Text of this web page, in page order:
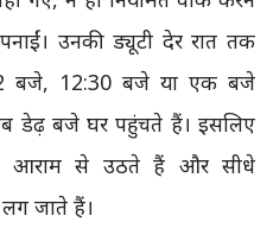
उनकी ड्यूटी देर रात तक
बजे, 12:30 बजे या एक बजे
बजे घर पहुंचते हैं। इसलिए
आराम से उठते हैं और सीधे
लग जाते हैं।